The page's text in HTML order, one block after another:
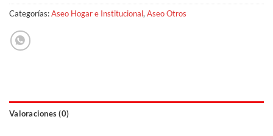
Categorías:Aseo Hogar e Institucional, Aseo Otros
Valoraciones (0)